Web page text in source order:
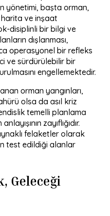
yönetimi, başta orman,
ve inşaat
disiplinli bir bilgi ve
dışlanması,
operasyonel bir refleks
ve sürdürülebilir bir
engellemektedir.
orman yangınları,
olsa da asıl kriz
temelli planlama
zayıflığıdır.
felaketler olarak
test edildiği alanlar
Geleceği